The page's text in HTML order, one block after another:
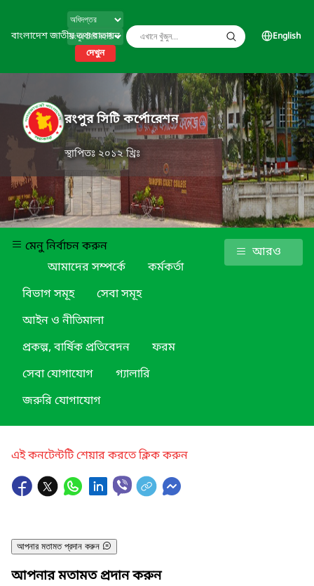
বাংলাদেশ জাতীয় তথ্য বাতায়ন
দেখুন
English
রংপুর সিটি কর্পোরেশন
স্থাপিতঃ ২০১২ খ্রিঃ
মেনু নির্বাচন করুন
আমাদের সম্পর্কে
কর্মকর্তা
বিভাগ সমূহ
সেবা সমূহ
আইন ও নীতিমালা
প্রকল্প, বার্ষিক প্রতিবেদন
ফরম
সেবা যোগাযোগ
গ্যালারি
জরুরি যোগাযোগ
আরও
এই কনটেন্টটি শেয়ার করতে ক্লিক করুন
আপনার মতামত প্রদান করুন
আপনার মতামত প্রদান করুন